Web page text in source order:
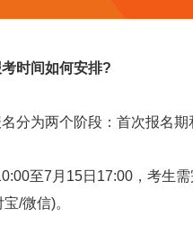
时间如何安排?
为两个阶段：首次报名期
至7月15日17:00，考生需
/微信)。